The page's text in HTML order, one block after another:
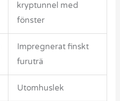
kryptunnel med
fönster
Impregnerat finskt
furuträ
Utomhuslek